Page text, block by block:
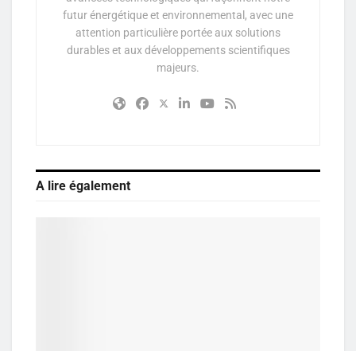
futur énergétique et environnemental, avec une
attention particulière portée aux solutions
durables et aux développements scientifiques
majeurs.
A lire également